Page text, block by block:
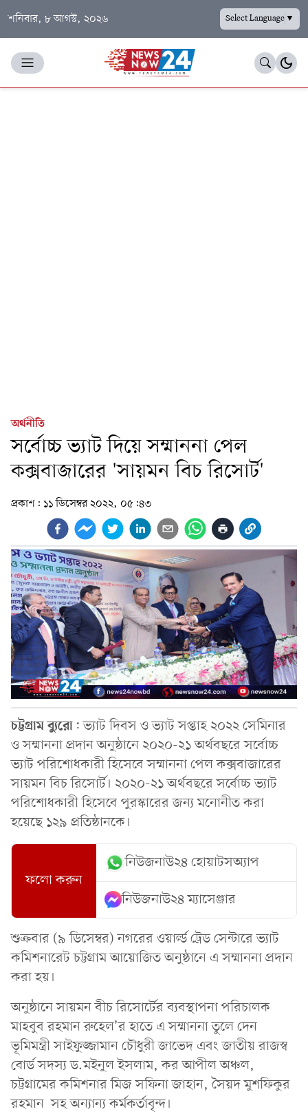
শনিবার, ৮ আগস্ট, ২০২৬ Select Language▼
অর্থনীতি
সর্বোচ্চ ভ্যাট দিয়ে সম্মাননা পেল
কক্সবাজারের 'সায়মন বিচ রিসোর্ট'
প্রকাশ: ১১ ডিসেম্বর ২০২২, ০৫:৪৩
চট্টগ্রামব্যুরো : ভ্যাট দিবস ও ভ্যাট সপ্তাহ ২০২২ সেমিনার
ও সম্মাননা প্রদান অনুষ্ঠানে ২০২০-২১ অর্থবছরে সর্বোচ্চ
ভ্যাট পরিশোধকারী হিসেবে সম্মাননা পেল কক্সবাজারের
সায়মন বিচ রিসোর্ট। ২০২০-২১ অর্থবছরে সর্বোচ্চ ভ্যাট
পরিশোধকারী হিসেবে পুরস্কারের জন্য মনোনীত করা
হয়েছে ১২৯ প্রতিষ্ঠানকে।
ফলো করুন
নিউজনাউ২৪ হোয়াটসঅ্যাপ
নিউজনাউ২৪ ম্যাসেঞ্জার
শুক্রবার (৯ ডিসেম্বর) নগরের ওয়ার্ল্ড ট্রেড সেন্টারে ভ্যাট
কমিশনারেট চট্টগ্রাম আয়োজিত অনুষ্ঠানে এ সম্মাননা প্রদান
করা হয়।
অনুষ্ঠানে সায়মন বীচ রিসোর্টের ব্যবস্থাপনা পরিচালক
মাহবুব রহমান রুহেল’র হাতে এ সম্মাননা তুলে দেন
ভূমিমন্ত্রী সাইফুজ্জামান চৌধুরী জাভেদ এবং জাতীয় রাজস্ব
বোর্ড সদস্য ড.মইনুল ইসলাম, কর আপীল অঞ্চল,
চট্টগ্রামের কমিশনার মিজ সফিনা জাহান, সৈয়দ মুশফিকুর
রহমান সহ অন্যান্য কর্মকর্তাবৃন্দ।